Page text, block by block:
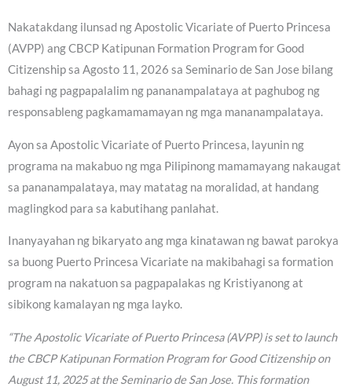
Nakatakdang ilunsad ng Apostolic Vicariate of Puerto Princesa
(AVPP) ang CBCP Katipunan Formation Program for Good
Citizenship sa Agosto 11, 2026 sa Seminario de San Jose bilang
bahagi ng pagpapalalim ng pananampalataya at paghubog ng
responsableng pagkamamamayan ng mga mananampalataya.
Ayon sa Apostolic Vicariate of Puerto Princesa, layunin ng
programa na makabuo ng mga Pilipinong mamamayang nakaugat
sa pananampalataya, may matatag na moralidad, at handang
maglingkod para sa kabutihang panlahat.
Inanyayahan ng bikaryato ang mga kinatawan ng bawat parokya
sa buong Puerto Princesa Vicariate na makibahagi sa formation
program na nakatuon sa pagpapalakas ng Kristiyanong at
sibikong kamalayan ng mga layko.
“The Apostolic Vicariate of Puerto Princesa (AVPP) is set to launch
the CBCP Katipunan Formation Program for Good Citizenship on
August 11, 2025 at the Seminario de San Jose. This formation